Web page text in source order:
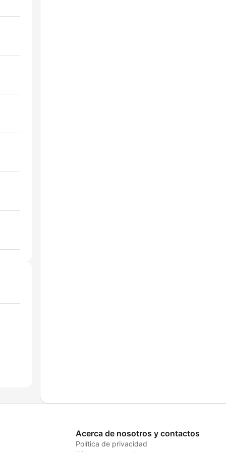
Acerca de nosotros y contactos
Política de privacidad